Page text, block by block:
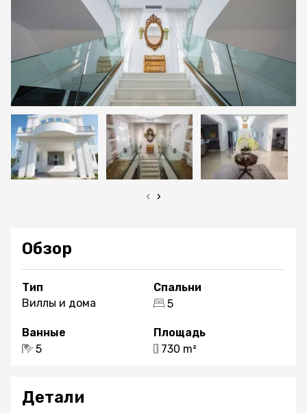
‹ ›
Обзор
Тип
Виллы и дома
Спальни
5
Ванные
5
Площадь
730 m²
Детали